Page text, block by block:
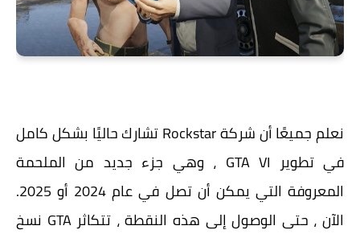
نعلم جميعًا أن شركة Rockstar تشارك حاليًا بشكل كامل
في تطوير GTA VI ، وهي جزء جديد من الملحمة
المعروفة التي يمكن أن تصل في عام 2024 أو 2025.
الآن ، حتى الوصول إلى هذه النقطة ، تتكاثر GTA نسخ